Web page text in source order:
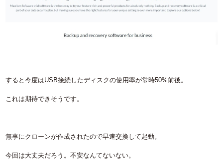
すると今度はUSB接続したディスクの使用率が常時50%前後。
これは期待できそうです。
無事にクローンが作成されたので早速交換して起動。
今回は大丈夫だろう。不安なんてないない。